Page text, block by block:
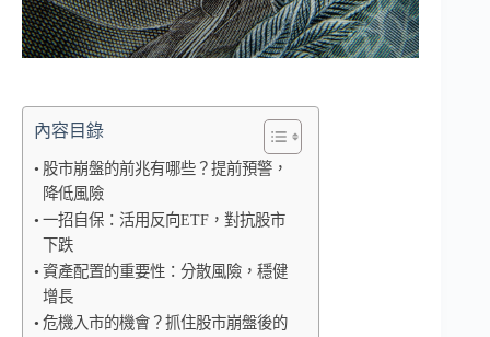
內容目錄
股市崩盤的前兆有哪些？提前預警，
降低風險
一招自保：活用反向ETF，對抗股市
下跌
資產配置的重要性：分散風險，穩健
增長
危機入市的機會？抓住股市崩盤後的